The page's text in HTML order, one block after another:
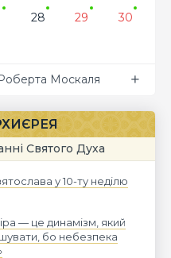
28 29
30
Москаля
Святого Духа
у 10-ту неділю
— це динамізм, який
бо небезпека